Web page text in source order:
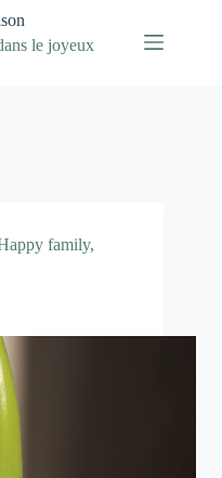
le joyeux
family,